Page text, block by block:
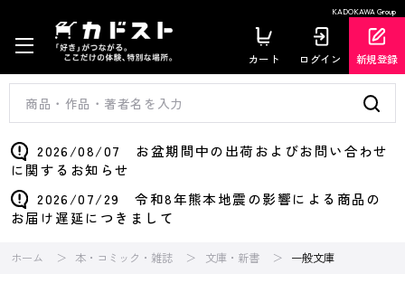
KADOKAWA Group
カート ログイン 新規登録
2026/08/07 お盆期間中の出荷およびお問い合わせ
に関するお知らせ
2026/07/29 令和8年熊本地震の影響による商品の
お届け遅延につきまして
ホーム 本・コミック・雑誌 文庫・新書 一般文庫